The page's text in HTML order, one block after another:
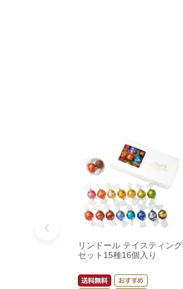
リンドール テイスティング
セット15種16個入り